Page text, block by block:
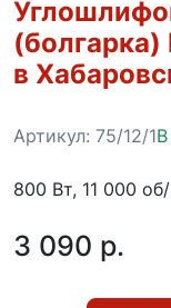
в
Артикул: 75/12/1
800 Вт, 11 000
3 090 p.